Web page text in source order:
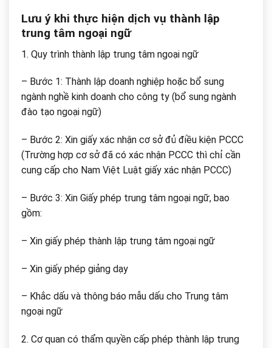
Lưu ý khi thực hiện dịch vụ thành lập
trung tâm ngoại ngữ
1. Quy trình thành lập trung tâm ngoại ngữ
– Bước 1: Thành lập doanh nghiệp hoặc bổ sung
ngành nghề kinh doanh cho công ty (bổ sung ngành
đào tạo ngoại ngữ)
– Bước 2: Xin giấy xác nhận cơ sở đủ điều kiện PCCC
(Trường hợp cơ sở đã có xác nhận PCCC thì chỉ cần
cung cấp cho Nam Việt Luật giấy xác nhận PCCC)
– Bước 3: Xin Giấy phép trung tâm ngoại ngữ, bao
gồm:
– Xin giấy phép thành lập trung tâm ngoại ngữ
– Xin giấy phép giảng dạy
– Khắc dấu và thông báo mẫu dấu cho Trung tâm
ngoại ngữ
2. Cơ quan có thẩm quyền cấp phép thành lập trung